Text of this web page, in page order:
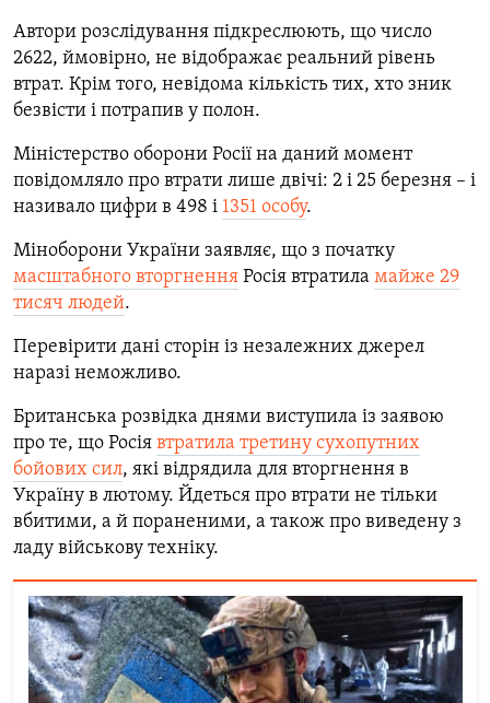
Автори розслідування підкреслюють, що число
2622, ймовірно, не відображає реальний рівень
втрат. Крім того, невідома кількість тих, хто зник
безвісти і потрапив у полон.
Міністерство оборони Росії на даний момент
повідомляло про втрати лише двічі: 2 і 25 березня – і
називало цифри в 498 і 1351 особу.
Міноборони України заявляє, що з початку
масштабного вторгнення Росія втратила майже 29
тисяч людей.
Перевірити дані сторін із незалежних джерел
наразі неможливо.
Британська розвідка днями виступила із заявою
про те, що Росія втратила третину сухопутних
бойових сил, які відрядила для вторгнення в
Україну в лютому. Йдеться про втрати не тільки
вбитими, а й пораненими, а також про виведену з
ладу військову техніку.